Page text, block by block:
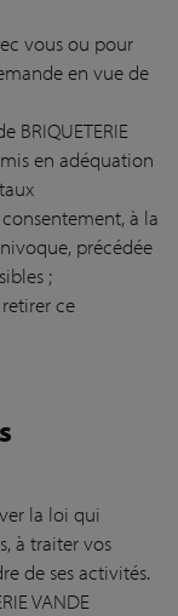
vous ou pour
en vue de
BRIQUETERIE
en adéquation
à la
précédée
;
ce
la loi qui
à traiter vos
de ses activités.
VANDE